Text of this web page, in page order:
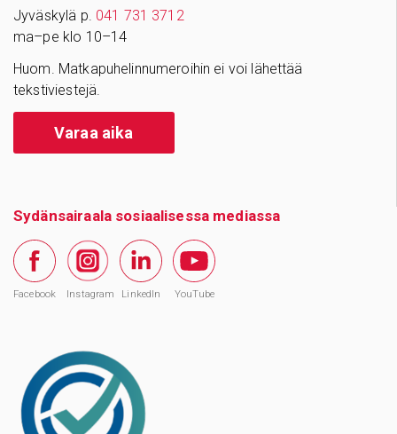
Jyväskylä p. 041 731 3712
ma–pe klo 10–14
Huom. Matkapuhelinnumeroihin ei voi lähettää
tekstiviestejä.
Varaa aika
Sydänsairaala sosiaalisessa mediassa
Facebook Instagram LinkedIn YouTube